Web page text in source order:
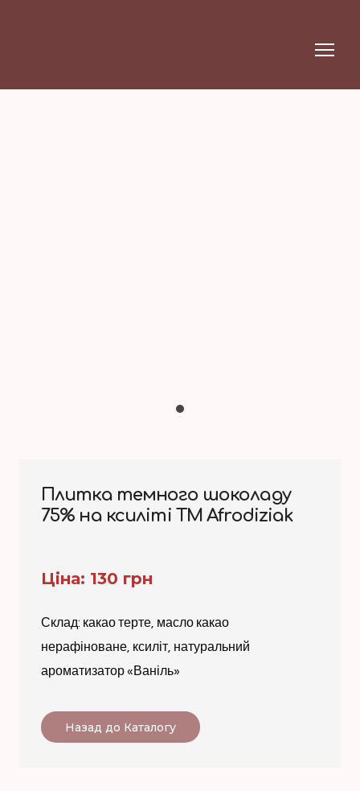
Плитка темного шоколаду
75% на ксиліті ТМ Afrodiziak
Ціна: 130 грн
Склад: какао терте, масло какао
нерафіноване, ксиліт, натуральний
ароматизатор «Ваніль»
Назад до Каталогу